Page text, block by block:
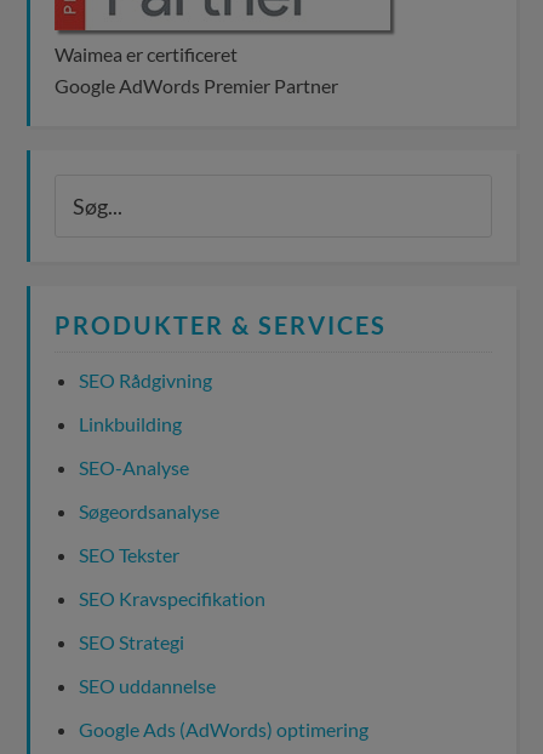
Waimea er certificeret
Google AdWords Premier Partner
PRODUKTER & SERVICES
SEO Rådgivning
Linkbuilding
SEO-Analyse
Søgeordsanalyse
SEO Tekster
SEO Kravspecifikation
SEO Strategi
SEO uddannelse
Google Ads (AdWords) optimering